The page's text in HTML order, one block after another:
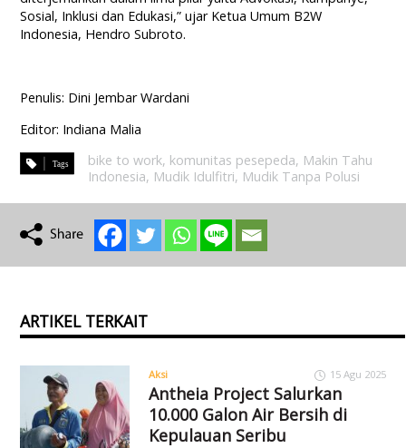
Sosial, Inklusi dan Edukasi,” ujar Ketua Umum B2W
Indonesia, Hendro Subroto.
Penulis: Dini Jembar Wardani
Editor: Indiana Malia
bike to work, komunitas pesepeda, Makin Tahu
Indonesia, Mudik Idulfitri, Mudik Tanpa Polusi
ARTIKEL TERKAIT
Aksi 15 Agu 2025
Antheia Project Salurkan
10.000 Galon Air Bersih di
Kepulauan Seribu